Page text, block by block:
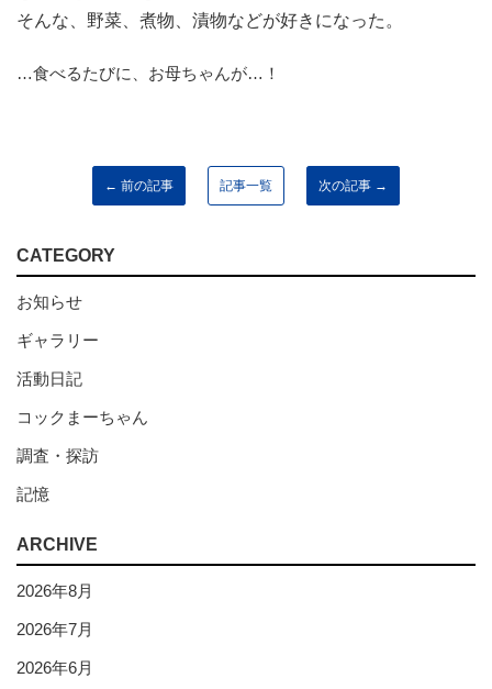
そんな、野菜、煮物、漬物などが好きになった。
…食べるたびに、お母ちゃんが…！
← 前の記事 記事一覧 次の記事 →
CATEGORY
お知らせ
ギャラリー
活動日記
コックまーちゃん
調査・探訪
記憶
ARCHIVE
2026年8月
2026年7月
2026年6月